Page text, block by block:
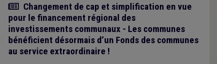
Article
Changement de cap et simplification en vue
pour le financement régional des
investissements communaux - Les communes
bénéficient désormais d’un Fonds des communes
au service extraordinaire !